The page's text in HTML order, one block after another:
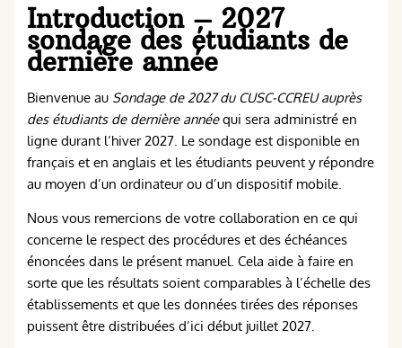
Introduction – 2027
sondage des étudiants de
dernière année
Bienvenue au Sondage de 2027 du CUSC-CCREU auprès
des étudiants de dernière annéequi sera administré en
ligne durant l’hiver 2027. Le sondage est disponible en
français et en anglais et les étudiants peuvent y répondre
au moyen d’un ordinateur ou d’un dispositif mobile.
Nous vous remercions de votre collaboration en ce qui
concerne le respect des procédures et des échéances
énoncées dans le présent manuel. Cela aide à faire en
sorte que les résultats soient comparables à l’échelle des
établissements et que les données tirées des réponses
puissent être distribuées d’ici début juillet 2027.